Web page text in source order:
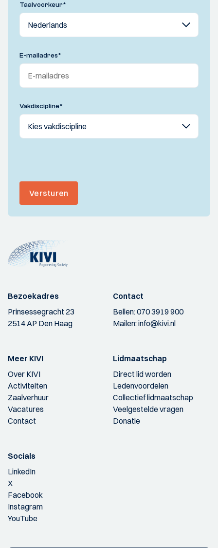
Taalvoorkeur*
E-mailadres*
Vakdiscipline*
Versturen
Bezoekadres
Prinsessegracht 23
2514 AP Den Haag
Contact
Bellen:070 3919 900
Mailen:info@kivi.nl
Meer KIVI
Over KIVI
Activiteiten
Zaalverhuur
Vacatures
Contact
Lidmaatschap
Direct lid worden
Ledenvoordelen
Collectief lidmaatschap
Veelgestelde vragen
Donatie
Socials
LinkedIn
X
Facebook
Instagram
YouTube